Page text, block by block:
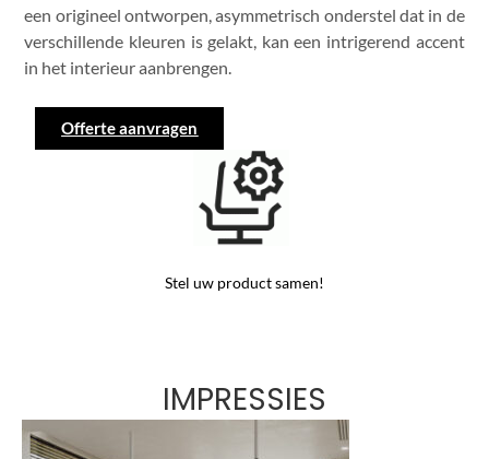
een origineel ontworpen, asymmetrisch onderstel dat in de
verschillende kleuren is gelakt, kan een intrigerend accent
in het interieur aanbrengen.
Offerte aanvragen
Stel uw product samen!
IMPRESSIES